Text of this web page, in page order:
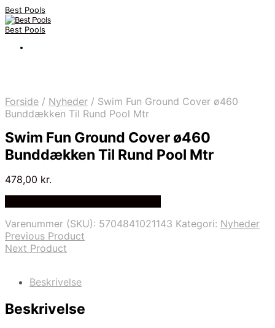
Best Pools
Best Pools
Forside / Nyheder / Swim Fun Ground Cover ø460
Bunddækken Til Rund Pool Mtr
Swim Fun Ground Cover ø460
Bunddækken Til Rund Pool Mtr
478,00 kr.
Varenummer (SKU): 5704841021143 Kategori: Nyheder
Previous Product
Next Product
Beskrivelse
Beskrivelse